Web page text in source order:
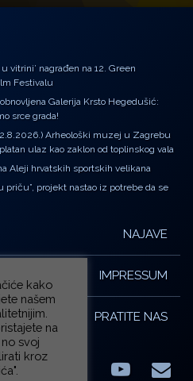
vitrini’ nagrađen na 12. Green
Festivalu
Galerija Krsto Hegedušić:
srce grada!
Arheološki muzej u Zagrebu
ulaz kao zaklon od toplinskog vala
Aleji hrvatskih sportskih velikana
priču”, projekt nastao iz potrebe da se
NAJAVE
IMPRESSUM
PRATITE NAS
FacebookLinkedIn E-
kako
našem
na
svoj
kroz